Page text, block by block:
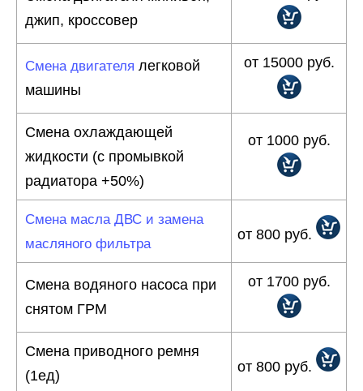
джип, кроссовер
Смена двигателя легковой
машины
от 15000 руб.
Смена охлаждающей
жидкости (с промывкой
радиатора +50%)
от 1000 руб.
Смена масла ДВС и замена
масляного фильтра
от 800 руб.
Смена водяного насоса при
снятом ГРМ
от 1700 руб.
Смена приводного ремня
(1ед)
от 800 руб.